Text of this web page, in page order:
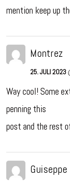
mention keep up
Montrez
25. JULI 2023
Way cool! Some
penning this
post and the rest
Guiseppe